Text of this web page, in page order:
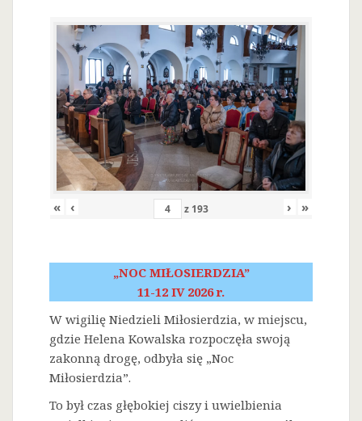
« ‹ z 193 › »
„NOC MIŁOSIERDZIA”
11-12 IV 2026 r.
W wigilię Niedzieli Miłosierdzia, w miejscu,
gdzie Helena Kowalska rozpoczęła swoją
zakonną drogę, odbyła się „Noc
Miłosierdzia”.
To był czas głębokiej ciszy i uwielbienia